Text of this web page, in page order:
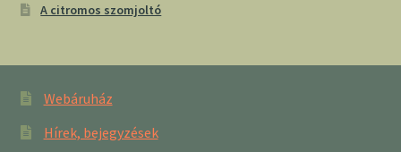
A citromos szomjoltó
Webáruház
Hírek, bejegyzések